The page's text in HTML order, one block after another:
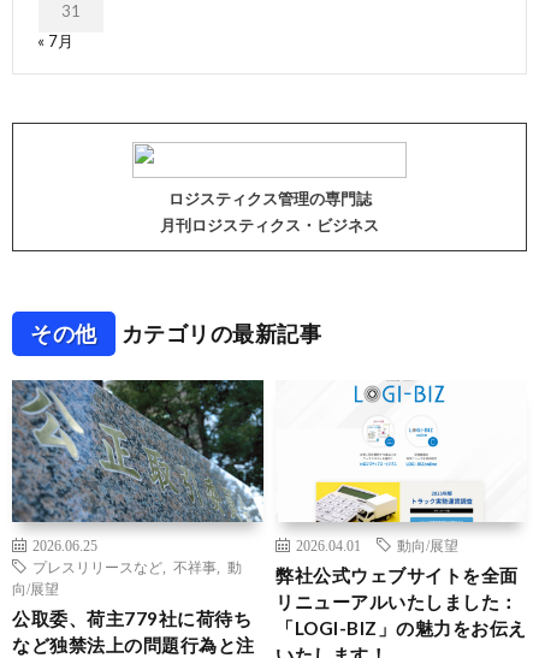
31
« 7月
ロジスティクス管理の専門誌
月刊ロジスティクス・ビジネス
その他 カテゴリの最新記事
2026.06.25
プレスリリースなど
不祥事
動
向/展望
公取委、荷主779社に荷待ち
など独禁法上の問題行為と注
2026.04.01 動向/展望
弊社公式ウェブサイトを全面
リニューアルいたしました：
「LOGI-BIZ」の魅力をお伝え